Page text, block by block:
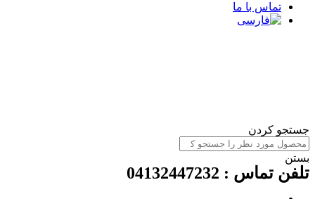
تماس با ما
جستجو کردن
بستن
تلفن تماس : 04132447232